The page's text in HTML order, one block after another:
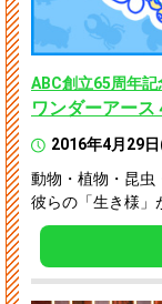
ABC創立65周年記
ワンダーアース
2016年4月29
動物・植物・昆虫
彼らの「生き様」